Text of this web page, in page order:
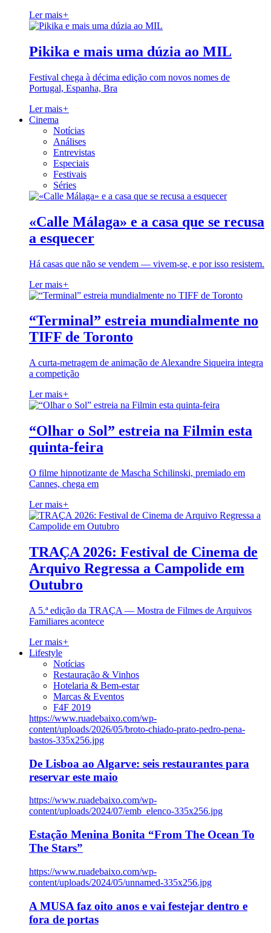
Ler mais+
Pikika e mais uma dúzia ao MIL
Festival chega à décima edição com novos nomes de
Portugal, Espanha, Bra
Ler mais+
Cinema
Notícias
Análises
Entrevistas
Especiais
Festivais
Séries
«Calle Málaga» e a casa que se recusa
a esquecer
Há casas que não se vendem — vivem-se, e por isso resistem.
Ler mais+
“Terminal” estreia mundialmente no
TIFF de Toronto
A curta-metragem de animação de Alexandre Siqueira integra
a competição
Ler mais+
“Olhar o Sol” estreia na Filmin esta
quinta-feira
O filme hipnotizante de Mascha Schilinski, premiado em
Cannes, chega em
Ler mais+
TRAÇA 2026: Festival de Cinema de
Arquivo Regressa a Campolide em
Outubro
A 5.ª edição da TRAÇA — Mostra de Filmes de Arquivos
Familiares acontece
Ler mais+
Lifestyle
Notícias
Restauração & Vinhos
Hotelaria & Bem-estar
Marcas & Eventos
F4F 2019
https://www.ruadebaixo.com/wp-
content/uploads/2026/05/broto-chiado-prato-pedro-pena-
bastos-335x256.jpg
De Lisboa ao Algarve: seis restaurantes para
reservar este maio
https://www.ruadebaixo.com/wp-
content/uploads/2024/07/emb_elenco-335x256.jpg
Estação Menina Bonita “From The Ocean To
The Stars”
https://www.ruadebaixo.com/wp-
content/uploads/2024/05/unnamed-335x256.jpg
A MUSA faz oito anos e vai festejar dentro e
fora de portas